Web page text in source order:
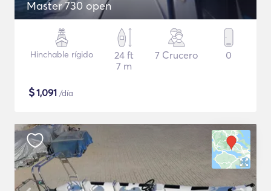
Master 730 open
Hinchable rígido
24 ft
7 m
7 Crucero 0
$1,091 /día